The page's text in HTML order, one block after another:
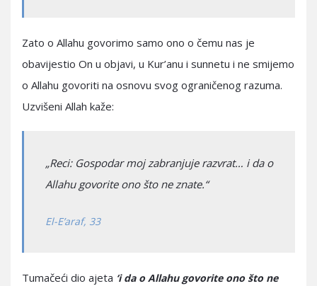
Zato o Allahu govorimo samo ono o čemu nas je
obavijestio On u objavi, u Kur’anu i sunnetu i ne smijemo
o Allahu govoriti na osnovu svog ograničenog razuma.
Uzvišeni Allah kaže:
„Reci: Gospodar moj zabranjuje razvrat… i da o
Allahu govorite ono što ne znate.“
El-E’araf, 33
Tumačeći dio ajeta ‘i da o Allahu govorite ono što ne